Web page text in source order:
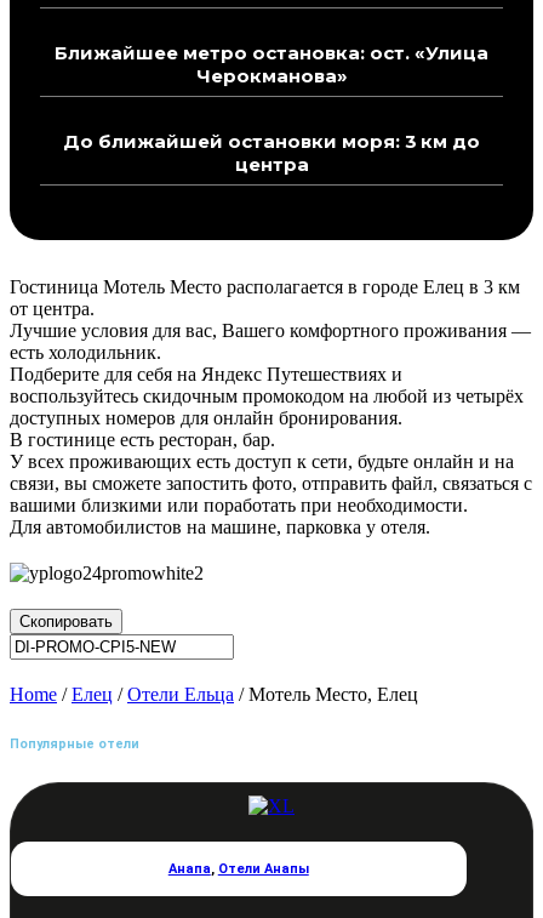
Ближайшее метро остановка: ост. «Улица
Черокманова»
До ближайшей остановки моря: 3 км до
центра
Гостиница Мотель Место располагается в городе Елец в 3 км
от центра.
Лучшие условия для вас, Вашего комфортного проживания —
есть холодильник.
Подберите для себя на Яндекс Путешествиях и
воспользуйтесь скидочным промокодом на любой из четырёх
доступных номеров для онлайн бронирования.
В гостинице есть ресторан, бар.
У всех проживающих есть доступ к сети, будьте онлайн и на
связи, вы сможете запостить фото, отправить файл, связаться с
вашими близкими или поработать при необходимости.
Для автомобилистов на машине, парковка у отеля.
Скопировать
Home /Елец /Отели Ельца / Мотель Место, Елец
Популярные отели
Анапа, Отели Анапы